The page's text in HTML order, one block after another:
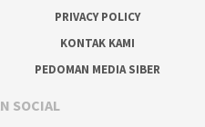
PRIVACY POLICY
KONTAK KAMI
PEDOMAN MEDIA SIBER
SOCIAL